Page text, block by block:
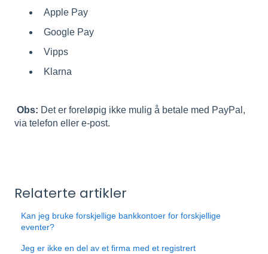
Apple Pay
Google Pay
Vipps
Klarna
Obs: Det er foreløpig ikke mulig å betale med PayPal,
via telefon eller e-post.
Relaterte artikler
Kan jeg bruke forskjellige bankkontoer for forskjellige
eventer?
Jeg er ikke en del av et firma med et registrert